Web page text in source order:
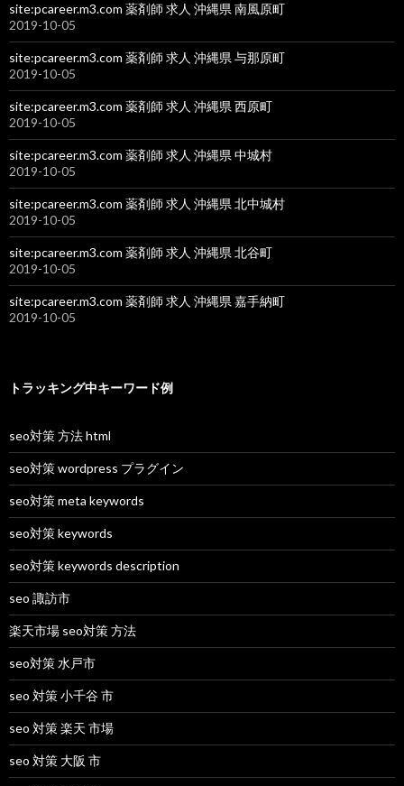
site:pcareer.m3.com 薬剤師 求人 沖縄県 南風原町
2019-10-05
site:pcareer.m3.com 薬剤師 求人 沖縄県 与那原町
2019-10-05
site:pcareer.m3.com 薬剤師 求人 沖縄県 西原町
2019-10-05
site:pcareer.m3.com 薬剤師 求人 沖縄県 中城村
2019-10-05
site:pcareer.m3.com 薬剤師 求人 沖縄県 北中城村
2019-10-05
site:pcareer.m3.com 薬剤師 求人 沖縄県 北谷町
2019-10-05
site:pcareer.m3.com 薬剤師 求人 沖縄県 嘉手納町
2019-10-05
トラッキング中キーワード例
seo対策 方法 html
seo対策 wordpress プラグイン
seo対策 meta keywords
seo対策 keywords
seo対策 keywords description
seo 諏訪市
楽天市場 seo対策 方法
seo対策 水戸市
seo 対策 小千谷 市
seo 対策 楽天 市場
seo 対策 大阪 市